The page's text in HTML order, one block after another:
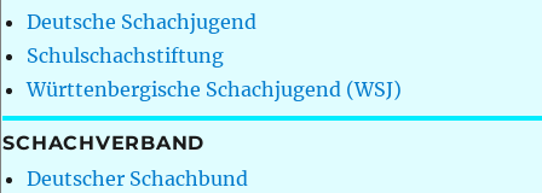
Deutsche Schachjugend
Schulschachstiftung
Württenbergische Schachjugend (WSJ)
SCHACHVERBAND
Deutscher Schachbund